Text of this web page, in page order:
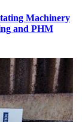
Machinery
and PHM